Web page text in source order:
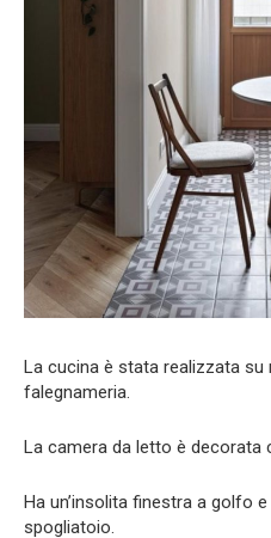
La cucina è stata realizzata su
falegnameria.
La camera da letto è decorata
Ha un’insolita finestra a golfo
spogliatoio.